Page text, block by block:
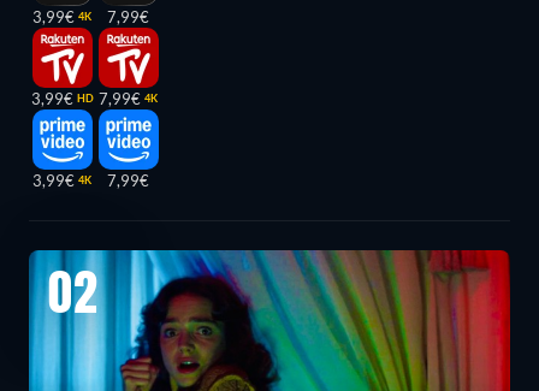
3,99€ 4K
3,99€ HD
3,99€ 4K
7,99€
7,99€ 4K
7,99€
02